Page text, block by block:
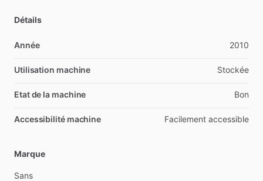
Détails
Année 2010
Utilisation machine Stockée
Etat de la machine Bon
Accessibilité machine Facilement accessible
Marque
Sans